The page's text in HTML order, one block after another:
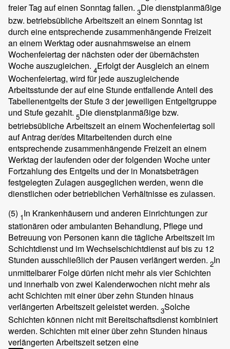
freier Tag auf einen Sonntag fallen. 3Die dienstplanmäßige
bzw. betriebsübliche Arbeitszeit an einem Sonntag ist
durch eine entsprechende zusammenhängende Freizeit
an einem Werktag oder ausnahmsweise an einem
Wochenfeiertag der nächsten oder der übernächsten
Woche auszugleichen. 4Erfolgt der Ausgleich an einem
Wochenfeiertag, wird für jede auszugleichende
Arbeitsstunde der auf eine Stunde entfallende Anteil des
Tabellenentgelts der Stufe 3 der jeweiligen Entgeltgruppe
und Stufe gezahlt. 5Die dienstplanmäßige bzw.
betriebsübliche Arbeitszeit an einem Wochenfeiertag soll
auf Antrag der/des Mitarbeitenden durch eine
entsprechende zusammenhängende Freizeit an einem
Werktag der laufenden oder der folgenden Woche unter
Fortzahlung des Entgelts und der in Monatsbeträgen
festgelegten Zulagen ausgeglichen werden, wenn die
dienstlichen oder betrieblichen Verhältnisse es zulassen.
(5) 1In Krankenhäusern und anderen Einrichtungen zur
stationären oder ambulanten Behandlung, Pflege und
Betreuung von Personen kann die tägliche Arbeitszeit im
Schichtdienst und im Wechselschichtdienst auf bis zu 12
Stunden ausschließlich der Pausen verlängert werden. 2In
unmittelbarer Folge dürfen nicht mehr als vier Schichten
und innerhalb von zwei Kalenderwochen nicht mehr als
acht Schichten mit einer über zehn Stunden hinaus
verlängerten Arbeitszeit geleistet werden. 3Solche
Schichten können nicht mit Bereitschaftsdienst kombiniert
werden. Schichten mit einer über zehn Stunden hinaus
verlängerten Arbeitszeit setzen eine